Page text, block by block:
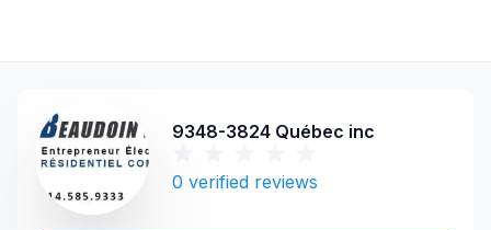
9348-3824 Québec inc
0 verified reviews